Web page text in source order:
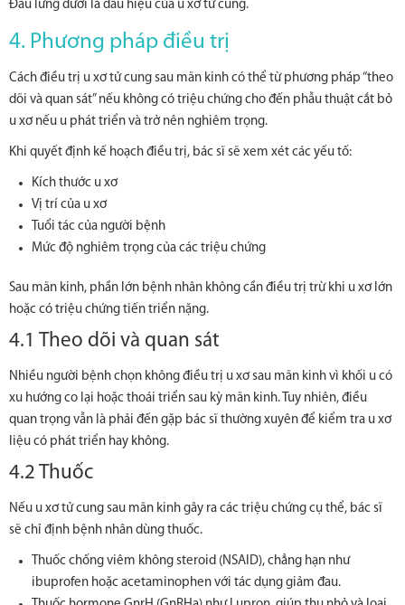
Đau lưng dưới là dấu hiệu của u xơ tử cung.
4. Phương pháp điều trị
Cách điều trị u xơ tử cung sau mãn kinh có thể từ phương pháp “theo
dõi và quan sát” nếu không có triệu chứng cho đến phẫu thuật cắt bỏ
u xơ nếu u phát triển và trở nên nghiêm trọng.
Khi quyết định kế hoạch điều trị, bác sĩ sẽ xem xét các yếu tố:
Kích thước u xơ
Vị trí của u xơ
Tuổi tác của người bệnh
Mức độ nghiêm trọng của các triệu chứng
Sau mãn kinh, phần lớn bệnh nhân không cần điều trị trừ khi u xơ lớn
hoặc có triệu chứng tiến triển nặng.
4.1 Theo dõi và quan sát
Nhiều người bệnh chọn không điều trị u xơ sau mãn kinh vì khối u có
xu hướng co lại hoặc thoái triển sau kỳ mãn kinh. Tuy nhiên, điều
quan trọng vẫn là phải đến gặp bác sĩ thường xuyên để kiểm tra u xơ
liệu có phát triển hay không.
4.2 Thuốc
Nếu u xơ tử cung sau mãn kinh gây ra các triệu chứng cụ thể, bác sĩ
sẽ chỉ định bệnh nhân dùng thuốc.
Thuốc chống viêm không steroid (NSAID), chẳng hạn như
ibuprofen hoặc acetaminophen với tác dụng giảm đau.